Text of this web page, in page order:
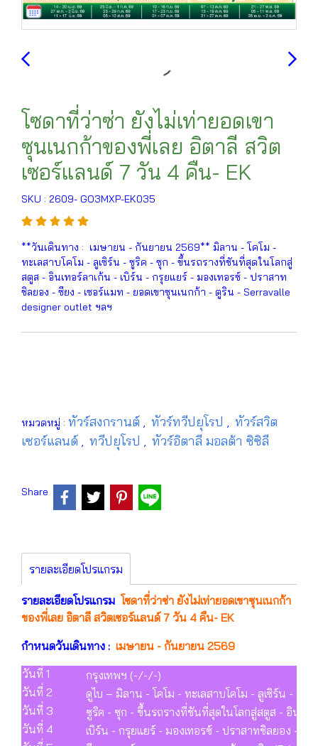
โซดาที่ว่าซ่า ยังไม่เท่ายอดเขา
ซุนเนกก้าของพี่เลย อิตาลี สวิต
เซอร์แลนด์ 7 วัน 4 คืน- EK
SKU : 2609- GO3MXP-EK035
**วันเดินทาง : เมษายน - กันยายน 2569** มิลาน - โคโม -
ทะเลสาบโคโม - ลูเซิร์น - ซูริค - ซุก - ขึ้นรถรางที่ชันที่สุดในโลกสู่
สตูส - อินเทอร์ลาเก้น - เบิร์น - กรุยแยร์ - มองเทอรซ์ - ปราสาท
ชิลยอง - ซียง - เซอร์แมท - ยอดเขาซุนเนกก้า - ตูริน - Serravalle
designer outlet ฯลฯ
หมวดหมู่ : ทัวร์สงกรานต์ , ทัวร์ทวีปยุโรป , ทัวร์สวิต
เซอร์แลนด์ , ทวีปยุโรป , ทัวร์อิตาลี มอลต้า ซิซิลี
Share
รายละเอียดโปรแกรม
รายละเอียดโปรแกรม โซดาที่ว่าซ่า ยังไม่เท่ายอดเขาซุนเนกก้า
ของพี่เลย อิตาลี สวิตเซอร์แลนด์ 7 วัน 4 คืน- EK
กำหนดวันเดินทาง : เมษายน - กันยายน 2569
วันที่ 1
กรุงเทพฯ (-/-/-)
วันที่ 2
ดูไบ – มิลาน - โคโม - ทะเลสาบโคโม - ลูเซิร์น - ซูริ
วันที่ 3
ซูริค - ซุก - ขึ้นรถรางที่ชันที่สุดในโลกสู่สตูส - อินเท
วันที่ 4
เบิร์น - กรุยแยร์ - มองเทอรซ์ - ปราสาทชิลยอง - ซี